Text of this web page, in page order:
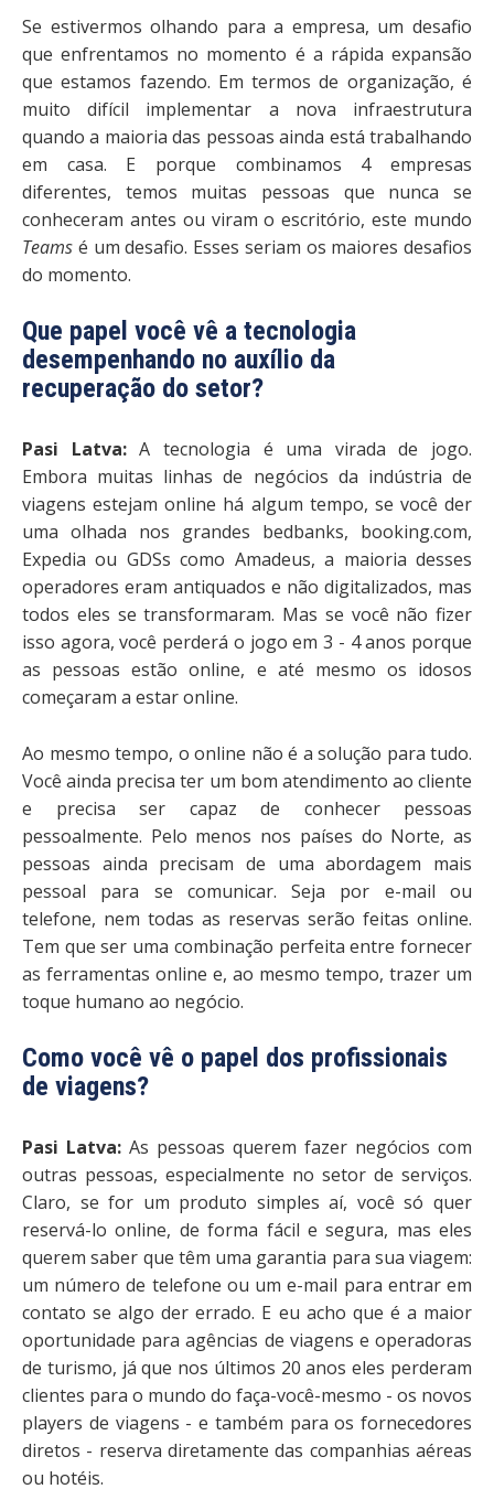
Se estivermos olhando para a empresa, um desafio
que enfrentamos no momento é a rápida expansão
que estamos fazendo. Em termos de organização, é
muito difícil implementar a nova infraestrutura
quando a maioria das pessoas ainda está trabalhando
em casa. E porque combinamos 4 empresas
diferentes, temos muitas pessoas que nunca se
conheceram antes ou viram o escritório, este mundo
Teams é um desafio. Esses seriam os maiores desafios
do momento.
Que papel você vê a tecnologia
desempenhando no auxílio da
recuperação do setor?
Pasi Latva:A tecnologia é uma virada de jogo.
Embora muitas linhas de negócios da indústria de
viagens estejam online há algum tempo, se você der
uma olhada nos grandes bedbanks, booking.com,
Expedia ou GDSs como Amadeus, a maioria desses
operadores eram antiquados e não digitalizados, mas
todos eles se transformaram. Mas se você não fizer
isso agora, você perderá o jogo em 3 - 4 anos porque
as pessoas estão online, e até mesmo os idosos
começaram a estar online.
Ao mesmo tempo, o online não é a solução para tudo.
Você ainda precisa ter um bom atendimento ao cliente
e precisa ser capaz de conhecer pessoas
pessoalmente. Pelo menos nos países do Norte, as
pessoas ainda precisam de uma abordagem mais
pessoal para se comunicar. Seja por e-mail ou
telefone, nem todas as reservas serão feitas online.
Tem que ser uma combinação perfeita entre fornecer
as ferramentas online e, ao mesmo tempo, trazer um
toque humano ao negócio.
Como você vê o papel dos profissionais
de viagens?
Pasi Latva: As pessoas querem fazer negócios com
outras pessoas, especialmente no setor de serviços.
Claro, se for um produto simples aí, você só quer
reservá-lo online, de forma fácil e segura, mas eles
querem saber que têm uma garantia para sua viagem:
um número de telefone ou um e-mail para entrar em
contato se algo der errado. E eu acho que é a maior
oportunidade para agências de viagens e operadoras
de turismo, já que nos últimos 20 anos eles perderam
clientes para o mundo do faça-você-mesmo - os novos
players de viagens - e também para os fornecedores
diretos - reserva diretamente das companhias aéreas
ou hotéis.